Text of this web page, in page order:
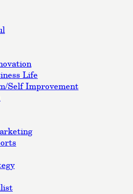
Life
Self Improvement